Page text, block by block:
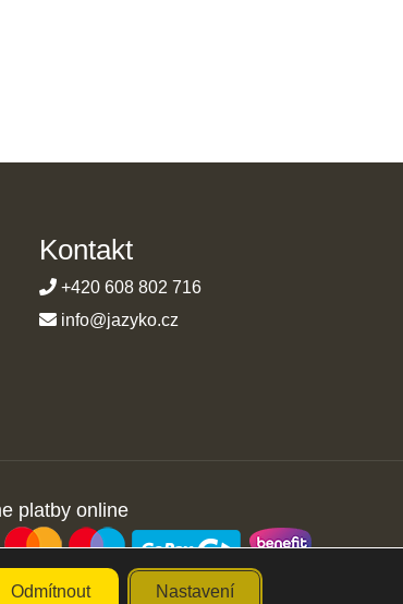
Kontakt
+420 608 802 716
info@jazyko.cz
platby online
Odmítnout Nastavení